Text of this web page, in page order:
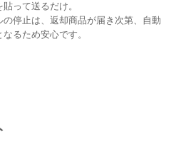
貼って送るだけ。
の停止は、返却商品が届き次第、自動
なるため安心です。